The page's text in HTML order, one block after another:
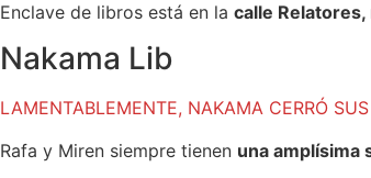
Enclave de libros está en la calle
Nakama Lib
LAMENTABLEMENTE, NAKAMA CERRÓ
Rafa y Miren siempre tienen una amplísima